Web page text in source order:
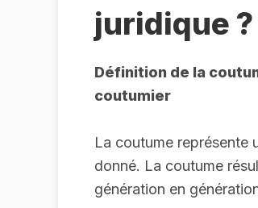
juridique ?
Définition de la
coutumier
La coutume représente
donné. La coutume
génération en